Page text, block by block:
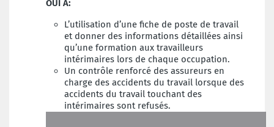
OUI À:
L’utilisation d’une fiche de poste de travail
et donner des informations détaillées ainsi
qu’une formation aux travailleurs
intérimaires lors de chaque occupation.
Un contrôle renforcé des assureurs en
charge des accidents du travail lorsque des
accidents du travail touchant des
intérimaires sont refusés.